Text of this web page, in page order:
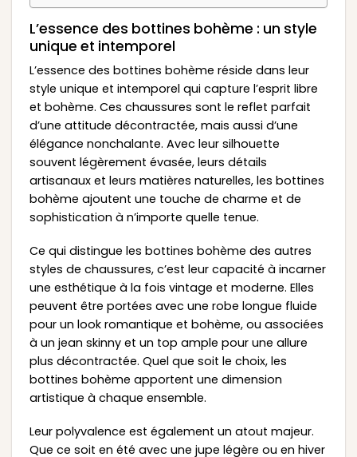
L’essence des bottines bohème : un style
unique et intemporel
L’essence des bottines bohème réside dans leur
style unique et intemporel qui capture l’esprit libre
et bohème. Ces chaussures sont le reflet parfait
d’une attitude décontractée, mais aussi d’une
élégance nonchalante. Avec leur silhouette
souvent légèrement évasée, leurs détails
artisanaux et leurs matières naturelles, les bottines
bohème ajoutent une touche de charme et de
sophistication à n’importe quelle tenue.
Ce qui distingue les bottines bohème des autres
styles de chaussures, c’est leur capacité à incarner
une esthétique à la fois vintage et moderne. Elles
peuvent être portées avec une robe longue fluide
pour un look romantique et bohème, ou associées
à un jean skinny et un top ample pour une allure
plus décontractée. Quel que soit le choix, les
bottines bohème apportent une dimension
artistique à chaque ensemble.
Leur polyvalence est également un atout majeur.
Que ce soit en été avec une jupe légère ou en hiver